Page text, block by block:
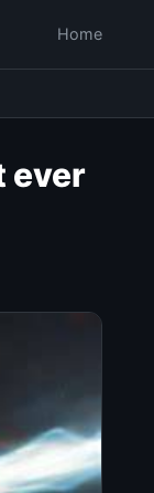
Home
ever